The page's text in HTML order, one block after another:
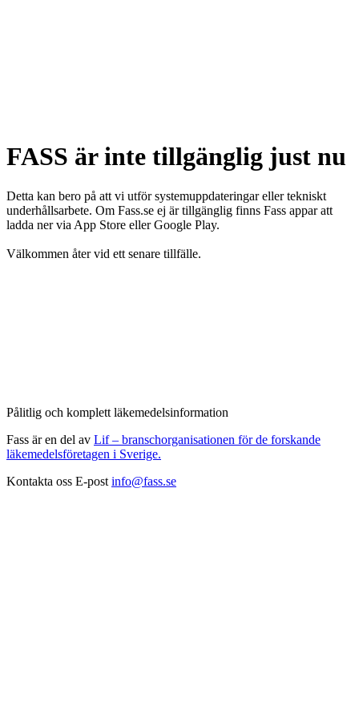
FASS är inte tillgänglig just nu
Detta kan bero på att vi utför systemuppdateringar eller tekniskt
underhållsarbete. Om Fass.se ej är tillgänglig finns Fass appar att
ladda ner via App Store eller Google Play.
Välkommen åter vid ett senare tillfälle.
Pålitlig och komplett läkemedelsinformation
Fass är en del av Lif – branschorganisationen för de forskande
läkemedelsföretagen i Sverige.
Kontakta oss E-post info@fass.se